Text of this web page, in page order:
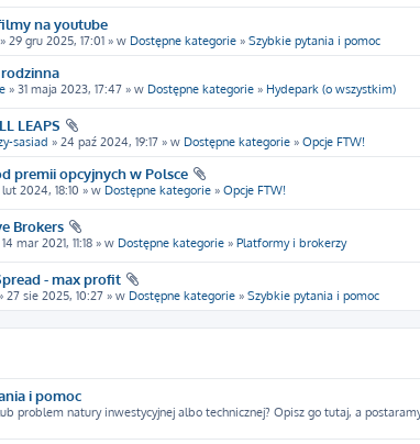
na youtube
» 29 gru 2025, 17:01 » w Dostępne kategorie » Szybkie pytania i pomoc
» 31 maja 2023, 17:47 » w Dostępne kategorie » Hydepark (o wszystkim)
LEAPS
sasiad » 24 paź 2024, 19:17 » w Dostępne kategorie » Opcje FTW!
premii opcyjnych w Polsce
lut 2024, 18:10 » w Dostępne kategorie » Opcje FTW!
Brokers
14 mar 2021, 11:18 » w Dostępne kategorie » Platformy i brokerzy
- max profit
27 sie 2025, 10:27 » w Dostępne kategorie » Szybkie pytania i pomoc
i pomoc
problem natury inwestycyjnej albo technicznej? Opisz go tutaj, a